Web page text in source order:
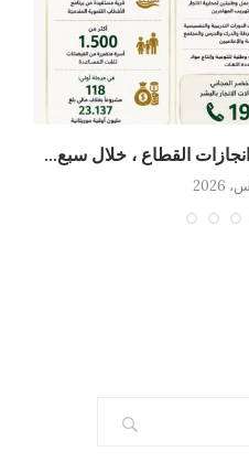
القطاع ، خلال سبع...